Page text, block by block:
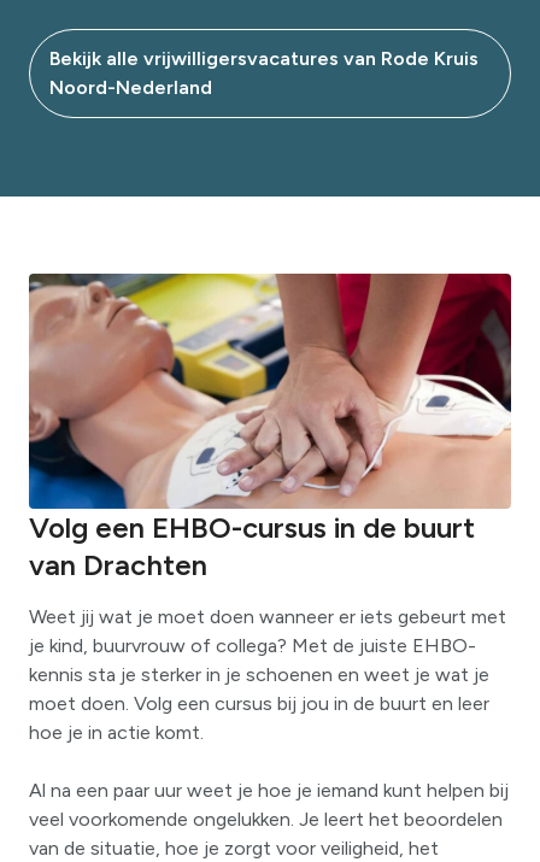
Bekijk alle vrijwilligersvacatures van Rode Kruis
Noord-Nederland
Volg een EHBO-cursus in de buurt
van Drachten
Weet jij wat je moet doen wanneer er iets gebeurt met
je kind, buurvrouw of collega? Met de juiste EHBO-
kennis sta je sterker in je schoenen en weet je wat je
moet doen. Volg een cursus bij jou in de buurt en leer
hoe je in actie komt.
Al na een paar uur weet je hoe je iemand kunt helpen bij
veel voorkomende ongelukken. Je leert het beoordelen
van de situatie, hoe je zorgt voor veiligheid, het